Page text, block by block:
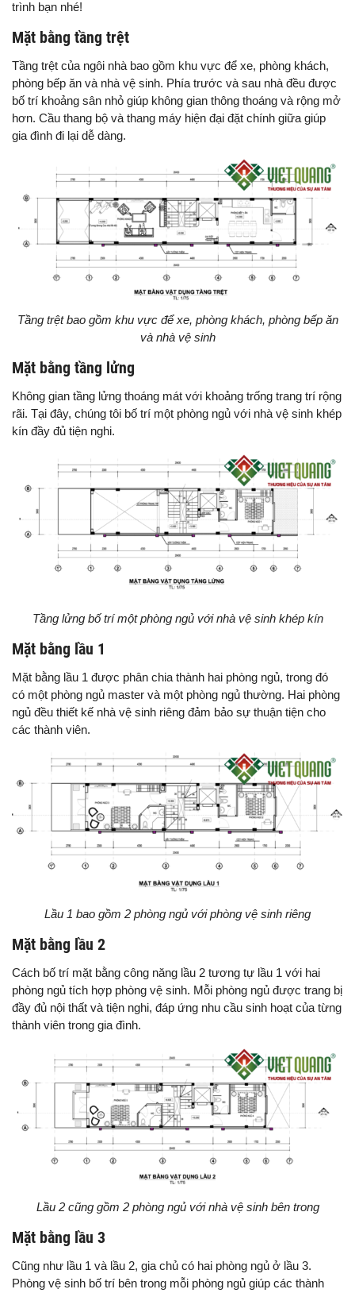
trình bạn nhé!
Mặt bằng tầng trệt
Tầng trệt của ngôi nhà bao gồm khu vực để xe, phòng khách,
phòng bếp ăn và nhà vệ sinh. Phía trước và sau nhà đều được
bố trí khoảng sân nhỏ giúp không gian thông thoáng và rộng mở
hơn. Cầu thang bộ và thang máy hiện đại đặt chính giữa giúp
gia đình đi lại dễ dàng.
Tầng trệt bao gồm khu vực để xe, phòng khách, phòng bếp ăn
và nhà vệ sinh
Mặt bằng tầng lửng
Không gian tầng lửng thoáng mát với khoảng trống trang trí rộng
rãi. Tại đây, chúng tôi bố trí một phòng ngủ với nhà vệ sinh khép
kín đầy đủ tiện nghi.
Tầng lửng bố trí một phòng ngủ với nhà vệ sinh khép kín
Mặt bằng lầu 1
Mặt bằng lầu 1 được phân chia thành hai phòng ngủ, trong đó
có một phòng ngủ master và một phòng ngủ thường. Hai phòng
ngủ đều thiết kế nhà vệ sinh riêng đảm bảo sự thuận tiện cho
các thành viên.
Lầu 1 bao gồm 2 phòng ngủ với phòng vệ sinh riêng
Mặt bằng lầu 2
Cách bố trí mặt bằng công năng lầu 2 tương tự lầu 1 với hai
phòng ngủ tích hợp phòng vệ sinh. Mỗi phòng ngủ được trang bị
đầy đủ nội thất và tiện nghi, đáp ứng nhu cầu sinh hoạt của từng
thành viên trong gia đình.
Lầu 2 cũng gồm 2 phòng ngủ với nhà vệ sinh bên trong
Mặt bằng lầu 3
Cũng như lầu 1 và lầu 2, gia chủ có hai phòng ngủ ở lầu 3.
Phòng vệ sinh bố trí bên trong mỗi phòng ngủ giúp các thành